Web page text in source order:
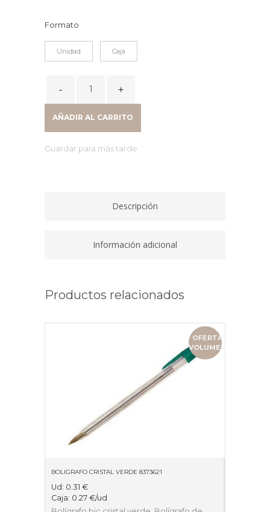
Formato
Unidad Caja
AÑADIR AL CARRITO
Guardar para más tarde
Descripción
Información adicional
Productos relacionados
OFERTA
VOLUMEN
BOLIGRAFO CRISTAL VERDE 8373621
Ud: 0.31 €
Caja: 0.27 €/ud